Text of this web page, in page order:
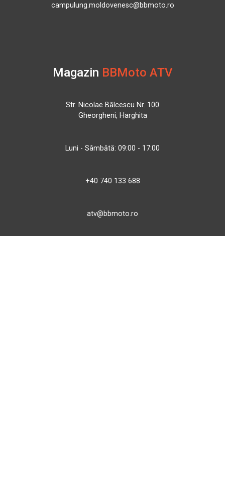
campulung.moldovenesc@bbmoto.ro
Magazin BBMoto ATV
Str. Nicolae Bălcescu Nr. 100
Gheorgheni, Harghita
Luni - Sâmbătă: 09:00 - 17:00
+40 740 133 688
atv@bbmoto.ro